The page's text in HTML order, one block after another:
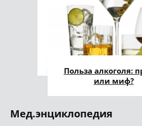
Польза алкоголя:
или миф?
Мед.энциклопедия